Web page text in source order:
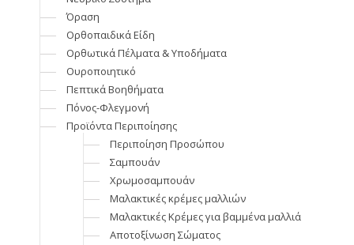
Όραση
Ορθοπαιδικά Είδη
Ορθωτικά Πέλματα & Υποδήματα
Ουροποιητικό
Πεπτικά Βοηθήματα
Πόνος-Φλεγμονή
Προϊόντα Περιποίησης
Περιποίηση Προσώπου
Σαμπουάν
Χρωμοσαμπουάν
Μαλακτικές κρέμες μαλλιών
Μαλακτικές Κρέμες για βαμμένα μαλλιά
Αποτοξίνωση Σώματος